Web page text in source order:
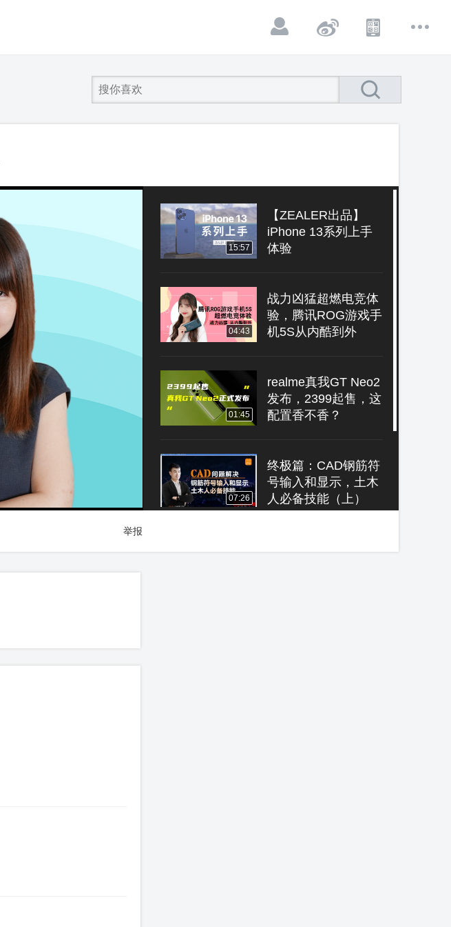
15:57
【ZEALER出品】
iPhone 13系列上手
体验
04:43
战力凶猛超燃电竞体
验，腾讯ROG游戏手
机5S从内酷到外
01:45
realme真我GT Neo2
发布，2399起售，这
配置香不香？
07:26
终极篇：CAD钢筋符
号输入和显示，土木
人必备技能（上）
尺寸变小！三星
举报